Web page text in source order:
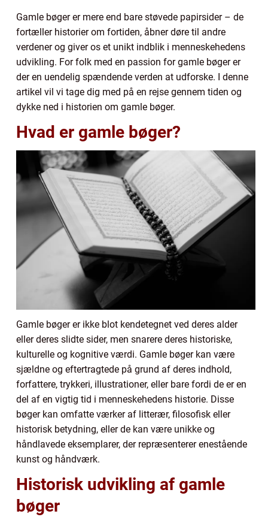
Gamle bøger er mere end bare støvede papirsider – de
fortæller historier om fortiden, åbner døre til andre
verdener og giver os et unikt indblik i menneskehedens
udvikling. For folk med en passion for gamle bøger er
der en uendelig spændende verden at udforske. I denne
artikel vil vi tage dig med på en rejse gennem tiden og
dykke ned i historien om gamle bøger.
Hvad er gamle bøger?
Gamle bøger er ikke blot kendetegnet ved deres alder
eller deres slidte sider, men snarere deres historiske,
kulturelle og kognitive værdi. Gamle bøger kan være
sjældne og eftertragtede på grund af deres indhold,
forfattere, trykkeri, illustrationer, eller bare fordi de er en
del af en vigtig tid i menneskehedens historie. Disse
bøger kan omfatte værker af litterær, filosofisk eller
historisk betydning, eller de kan være unikke og
håndlavede eksemplarer, der repræsenterer enestående
kunst og håndværk.
Historisk udvikling af gamle
bøger